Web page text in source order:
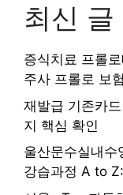
최신 글
증식치료 프롤
주사 프롤로 보
재발급 기존카
지 핵심 확인
울산문수실내수
강습과정 A to